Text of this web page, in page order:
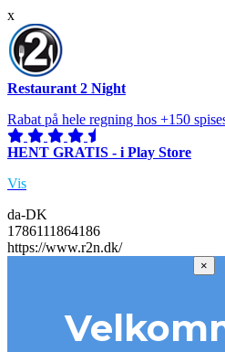
x
Restaurant 2 Night
Rabat på hele regning hos +150
HENT GRATIS - i Play Store
Vis
da-DK
1786111864186
https://www.r2n.dk/
×